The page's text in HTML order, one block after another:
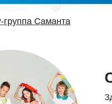
Саманта